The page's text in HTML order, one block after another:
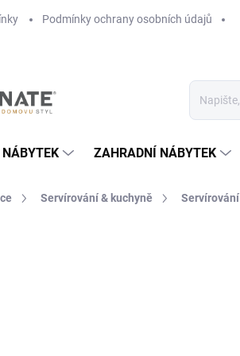
Podmínky ochrany osobních údajů
NÁBYTEK ZAHRADNÍ NÁBYTEK
Servírování & kuchyně Servírování